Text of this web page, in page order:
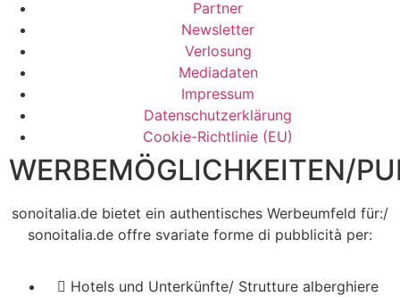
Partner
Newsletter
Verlosung
Mediadaten
Impressum
Datenschutzerklärung
Cookie-Richtlinie (EU)
WERBEMÖGLICHKEITEN/
sonoitalia.de bietet ein authentisches Werbeumfeld für:/
sonoitalia.de offre svariate forme di pubblicità per:
Hotels und Unterkünfte/ Strutture alberghiere